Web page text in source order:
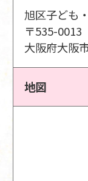
旭区子ども
〒535-0013
大阪府大阪
地図